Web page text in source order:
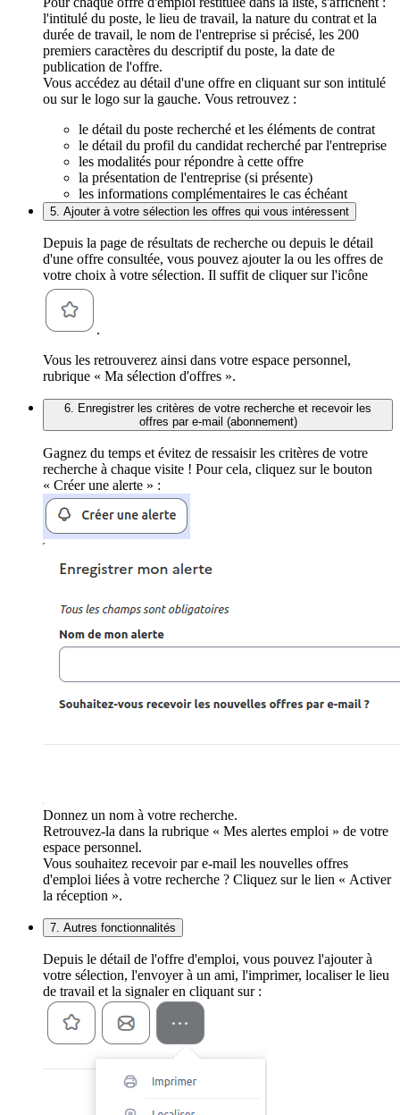
l'intitulé du poste, le lieu de travail, la nature du contrat et la
durée de travail, le nom de l'entreprise si précisé, les 200
premiers caractères du descriptif du poste, la date de
publication de l'offre.
Vous accédez au détail d'une offre en cliquant sur son intitulé
ou sur le logo sur la gauche. Vous retrouvez :
le détail du poste recherché et les éléments de contrat
le détail du profil du candidat recherché par l'entreprise
les modalités pour répondre à cette offre
la présentation de l'entreprise (si présente)
les informations complémentaires le cas échéant
5. Ajouter à votre sélection les offres qui vous intéressent
Depuis la page de résultats de recherche ou depuis le détail
d'une offre consultée, vous pouvez ajouter la ou les offres de
votre choix à votre sélection. Il suffit de cliquer sur l'icône
.
Vous les retrouverez ainsi dans votre espace personnel,
rubrique « Ma sélection d'offres ».
6. Enregistrer les critères de votre recherche et recevoir les
offres par e-mail (abonnement)
Gagnez du temps et évitez de ressaisir les critères de votre
recherche à chaque visite ! Pour cela, cliquez sur le bouton
« Créer une alerte » :
Donnez un nom à votre recherche.
Retrouvez-la dans la rubrique « Mes alertes emploi » de votre
espace personnel.
Vous souhaitez recevoir par e-mail les nouvelles offres
d'emploi liées à votre recherche ? Cliquez sur le lien « Activer
la réception ».
7. Autres fonctionnalités
Depuis le détail de l'offre d'emploi, vous pouvez l'ajouter à
votre sélection, l'envoyer à un ami, l'imprimer, localiser le lieu
de travail et la signaler en cliquant sur :